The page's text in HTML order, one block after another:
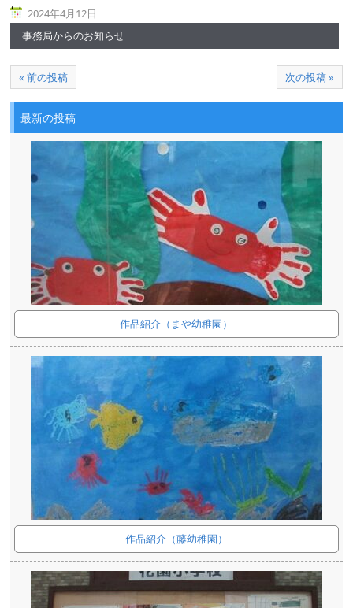
2024年4月12日
事務局からのお知らせ
« 前の投稿 次の投稿 »
最新の投稿
作品紹介（まや幼稚園）
作品紹介（藤幼稚園）